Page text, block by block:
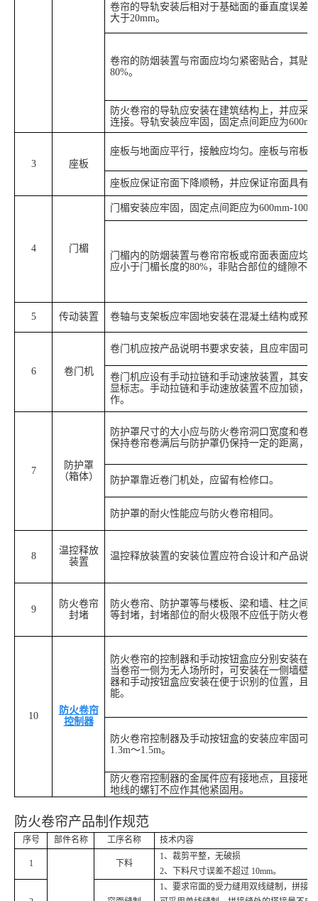
卷帘的导轨安装后相对于基础面的垂直度误差
大于20mm。
卷帘的防烟装置与帘面应均匀紧密贴合，其贴
80%。
防火卷帘的导轨应安装在建筑结构上，并应采
连接。导轨安装应牢固，固定点间距应为
3 座板
座板与地面应平行，接触应均匀。座板与帘板
座板应保证帘面下降顺畅，并应保证帘面具有
4 门楣
门楣安装应牢固，固定点间距应为600mm-
门楣内的防烟装置与卷帘帘板或帘面表面应均
应小于门楣长度的80%，非贴合部位的缝隙不
5 传动装置 卷轴与支架板应牢固地安装在混凝土结构或预
6 卷门机
卷门机应按产品说明书要求安装，且应牢固可
卷门机应设有手动拉链和手动速放装置，其安
显标志。手动拉链和手动速放装置不应加锁，
作。
7
防护罩
（箱体）
防护罩尺寸的大小应与防火卷帘洞口宽度和卷
保持卷帘卷满后与防护罩仍保持一定的距离，
防护罩靠近卷门机处，应留有检修口。
防护罩的耐火性能应与防火卷帘相同。
8
温控释放
装置
温控释放装置的安装位置应符合设计和产品说
9
防火卷帘
封堵
防火卷帘、防护罩等与楼板、梁和墙、柱之间
等封堵，封堵部位的耐火极限不应低于防火卷
10
防火卷帘
控制器
防火卷帘的控制器和手动按钮盒应分别安装在
当卷帘一侧为无人场所时，可安装在一侧墙壁
器和手动按钮盒应安装在便于识别的位置，且
能。
防火卷帘控制器及手动按钮盒的安装应牢固可
1.3m～1.5m。
防火卷帘控制器的金属件应有接地点，且接地
地线的螺钉不应作其他紧固用。
防火卷帘产品制作规范
序号 部件名称 工序名称 技术内容
1 下料
1、裁剪平整，无破损
2、下料尺寸误差不超过 10mm。
1、要求帘面的受力缝用双线缝制，拼接